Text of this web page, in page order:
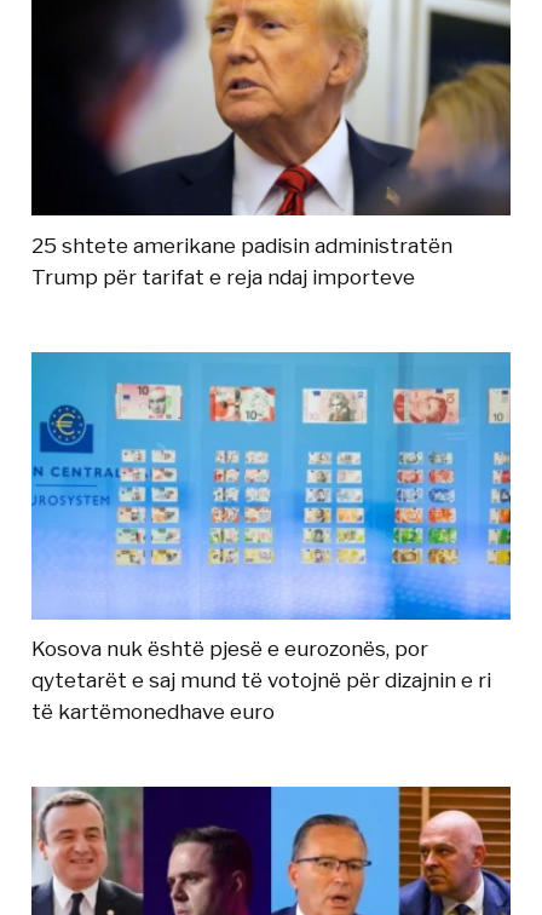
25 shtete amerikane padisin administratën
Trump për tarifat e reja ndaj importeve
Kosova nuk është pjesë e eurozonës, por
qytetarët e saj mund të votojnë për dizajnin e ri
të kartëmonedhave euro